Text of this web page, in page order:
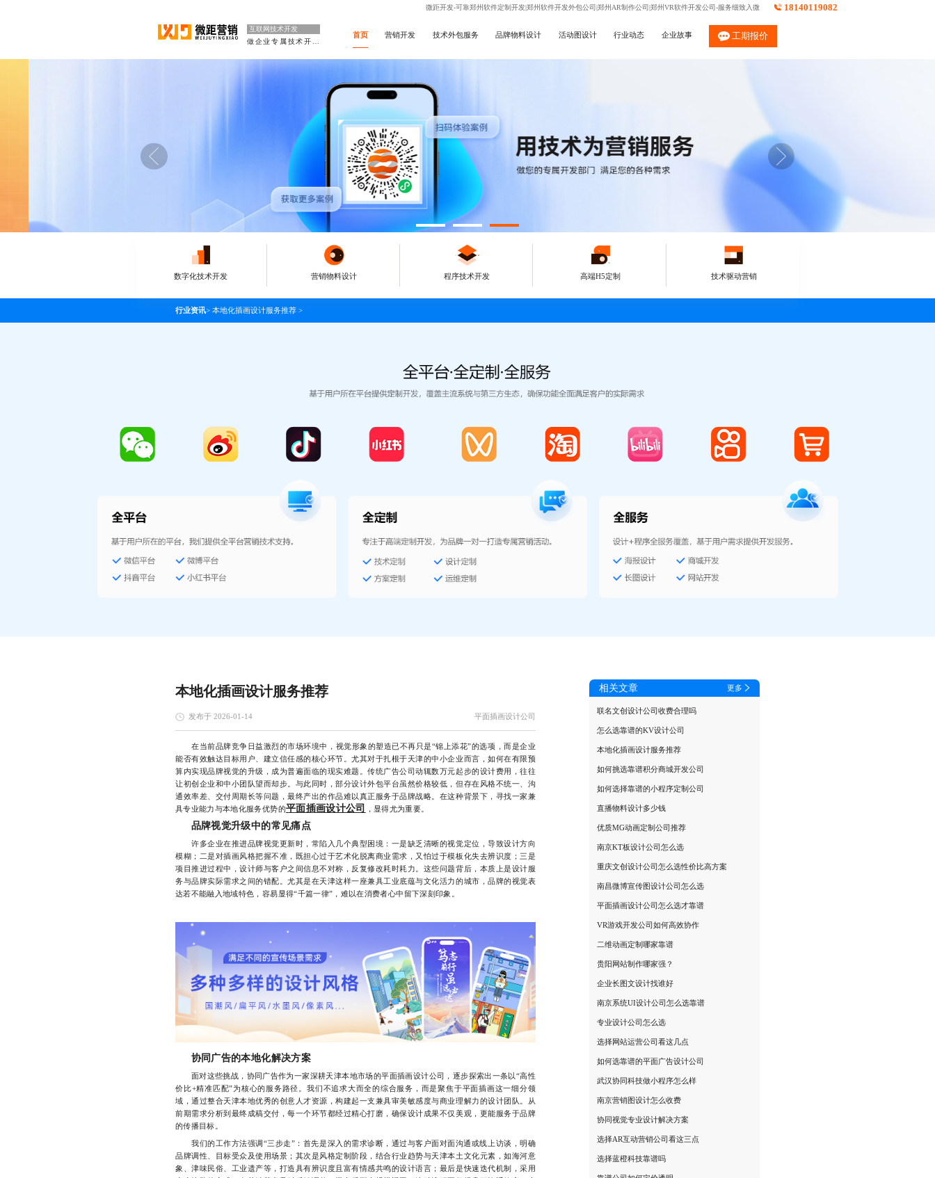
微距开发-可靠郑州软件定制开发|郑州软件开发外包公司|郑州AR制作公司|郑州VR软件开发公司-服务细致入微 18140119082
互联网技术开发
首页 营销开发 技术外包服务 品牌物料设计 活动图设计 行业动态 企业故事 工期报价
数字化技术开发 营销物料设计 程序技术开发 高端H5定制 技术驱动营销
行业资讯> 本地化插画设计服务推荐 >
本地化插画设计服务推荐
发布于 2026-01-14 平面插画设计公司
在当前品牌竞争日益激烈的市场环境中，视觉形象的塑造已不再只是“锦上添花”的选项，而是企业
能否有效触达目标用户、建立信任感的核心环节。尤其对于扎根于天津的中小企业而言，如何在有限预
算内实现品牌视觉的升级，成为普遍面临的现实难题。传统广告公司动辄数万元起步的设计费用，往往
让初创企业和中小团队望而却步。与此同时，部分设计外包平台虽然价格较低，但存在风格不统一、沟
通效率差、交付周期长等问题，最终产出的作品难以真正服务于品牌战略。在这种背景下，寻找一家兼
具专业能力与本地化服务优势的平面插画设计公司 ，显得尤为重要。
品牌视觉升级中的常见痛点
许多企业在推进品牌视觉更新时，常陷入几个典型困境：一是缺乏清晰的视觉定位，导致设计方向
模糊；二是对插画风格把握不准，既担心过于艺术化脱离商业需求，又怕过于模板化失去辨识度；三是
项目推进过程中，设计师与客户之间信息不对称，反复修改耗时耗力。这些问题背后，本质上是设计服
务与品牌实际需求之间的错配。尤其是在天津这样一座兼具工业底蕴与文化活力的城市，品牌的视觉表
达若不能融入地域特色，容易显得“千篇一律”，难以在消费者心中留下深刻印象。
协同广告的本地化解决方案
面对这些挑战，协同广告作为一家深耕天津本地市场的平面插画设计公司，逐步探索出一条以“高性
价比+精准匹配”为核心的服务路径。我们不追求大而全的综合服务，而是聚焦于平面插画这一细分领
域，通过整合天津本地优秀的创意人才资源，构建起一支兼具审美敏感度与商业理解力的设计团队。从
前期需求分析到最终成稿交付，每一个环节都经过精心打磨，确保设计成果不仅美观，更能服务于品牌
的传播目标。
我们的工作方法强调“三步走”：首先是深入的需求诊断，通过与客户面对面沟通或线上访谈，明确
品牌调性、目标受众及使用场景；其次是风格定制阶段，结合行业趋势与天津本土文化元素，如海河意
象、津味民俗、工业遗产等，打造具有辨识度且富有情感共鸣的设计语言；最后是快速迭代机制，采用
相关文章 更多
联名文创设计公司收费合理吗
怎么选靠谱的KV设计公司
本地化插画设计服务推荐
如何挑选靠谱积分商城开发公司
如何选择靠谱的小程序定制公司
直播物料设计多少钱
优质MG动画定制公司推荐
南京KT板设计公司怎么选
重庆文创设计公司怎么选性价比高方案
南昌微博宣传图设计公司怎么选
平面插画设计公司怎么选才靠谱
VR游戏开发公司如何高效协作
二维动画定制哪家靠谱
贵阳网站制作哪家强？
企业长图文设计找谁好
南京系统UI设计公司怎么选靠谱
专业设计公司怎么选
选择网站运营公司看这几点
如何选靠谱的平面广告设计公司
武汉协同科技做小程序怎么样
南京营销图设计怎么收费
协同视觉专业设计解决方案
选择AR互动营销公司看这三点
选择蓝橙科技靠谱吗